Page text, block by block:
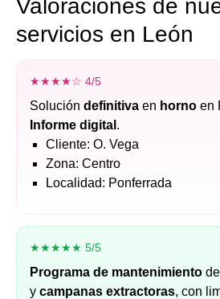
Valoraciones de
servicios en León
★★★★☆ 4/5
Solución definitiva en horno en
Informe digital .
Cliente: O. Vega
Zona: Centro
Localidad: Ponferrada
★★★★★ 5/5
Programa de mantenimiento de
y campanas extractoras, con